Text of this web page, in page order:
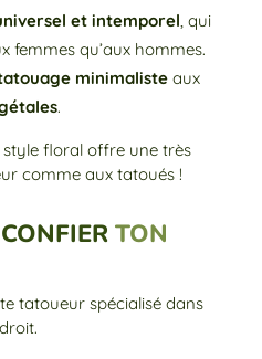
et intemporel, qui
femmes qu’aux hommes.
minimalisteaux
.
floral offre une très
comme aux tatoués !
TON
tatoueur spécialisé dans